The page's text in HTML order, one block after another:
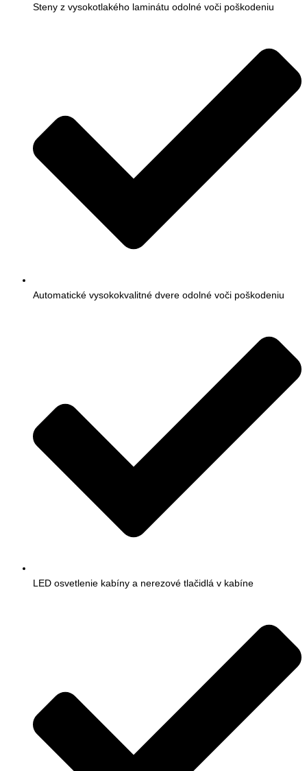
Steny z vysokotlakého laminátu odolné voči poškodeniu
Automatické vysokokvalitné dvere odolné voči poškodeniu
LED osvetlenie kabíny a nerezové tlačidlá v kabíne